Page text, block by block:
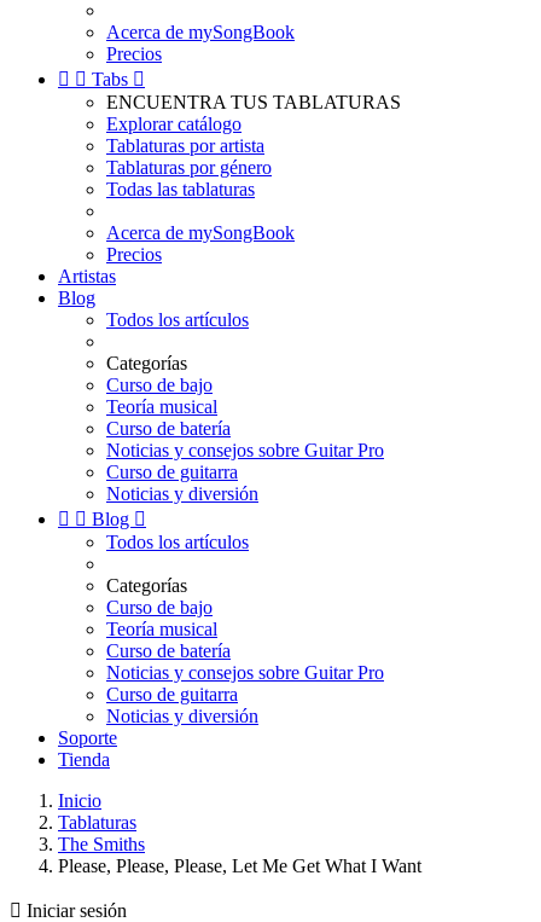
Acerca de mySongBook
Precios
  Tabs 
ENCUENTRA TUS TABLATURAS
Explorar catálogo
Tablaturas por artista
Tablaturas por género
Todas las tablaturas
Acerca de mySongBook
Precios
Artistas
Blog
Todos los artículos
Categorías
Curso de bajo
Teoría musical
Curso de batería
Noticias y consejos sobre Guitar Pro
Curso de guitarra
Noticias y diversión
  Blog 
Todos los artículos
Categorías
Curso de bajo
Teoría musical
Curso de batería
Noticias y consejos sobre Guitar Pro
Curso de guitarra
Noticias y diversión
Soporte
Tienda
Inicio
Tablaturas
The Smiths
Please, Please, Please, Let Me Get What I Want
 Iniciar sesión